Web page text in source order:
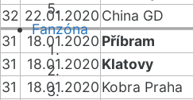
Fanzóna
32 22.01.2020 China GD
31
18.01.2020 Příbram
31
18.01.2020 Klatovy
31
18.01.2020 Kobra Praha